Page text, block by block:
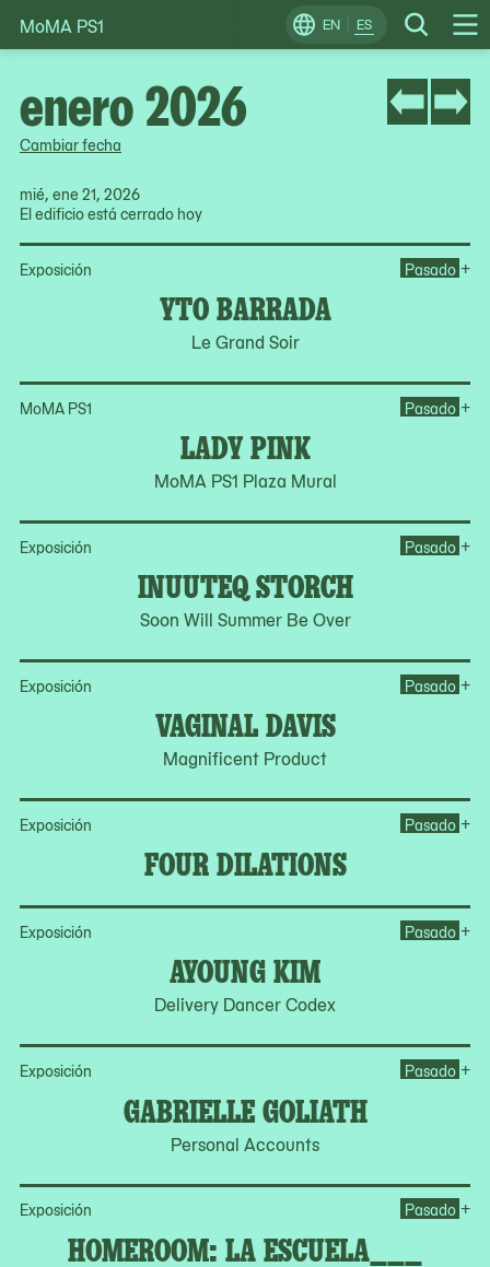
Skip
to
EN ES Search
Change
Locale
MoMA PS1
Cambiar fecha
mié, ene 21, 2026
El edificio está cerrado hoy
Exposición
YTO BARRADA
Le Grand Soir
Pasado +
MoMA PS1
LADY PINK
MoMA PS1 Plaza Mural
Pasado +
Exposición
INUUTEQ STORCH
Soon Will Summer Be Over
Pasado +
Exposición
VAGINAL DAVIS
Magnificent Product
Pasado +
Exposición
FOUR DILATIONS
Pasado +
Exposición
AYOUNG KIM
Delivery Dancer Codex
Pasado +
Exposición
GABRIELLE GOLIATH
Personal Accounts
Pasado +
Exposición
HOMEROOM: LA ESCUELA___
Pasado +
enero 2026